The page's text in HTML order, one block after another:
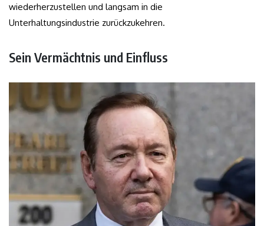
wiederherzustellen und langsam in die
Unterhaltungsindustrie zurückzukehren.
Sein Vermächtnis und Einfluss